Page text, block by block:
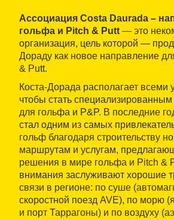
Ассоциация Costa Daurada –
гольфа и Pitch & Putt — это
организация, цель которой —
Дораду как новое направление
& Putt.
Коста-Дорада располагает всеми
чтобы стать
для гольфа и P&P. В последние
стал одним из самых
гольф благодаря строительству
маршрутам и услугам,
решения в мире гольфа и Pitch &
внимания заслуживают хорошие
связи в регионе: по суше
скоростной поезд AVE), по морю
и порт Таррагоны) и по воздуху